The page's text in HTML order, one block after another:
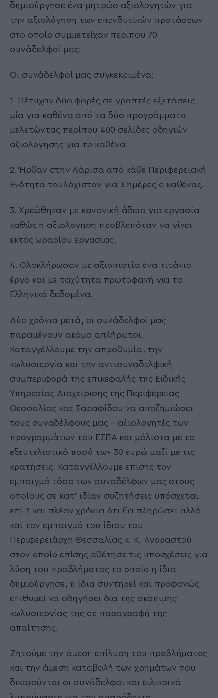
δημιούργησε ένα μητρώο αξιολογητών για
την αξιολόγηση των επενδυτικών προτάσεων
στο οποίο συμμετείχαν περίπου 70
συνάδελφοί μας.
Οι συνάδελφοί μας συγκεκριμένα:
1. Πέτυχαν δύο φορές σε γραπτές εξετάσεις,
μία για καθένα από τα δύο προγράμματα
μελετώντας περίπου 400 σελίδες οδηγιών
αξιολόγησης για το καθένα.
2. Ήρθαν στην Λάρισα από κάθε Περιφερειακή
Ενότητα τουλάχιστον για 3 ημέρες ο καθένας.
3. Χρεώθηκαν με κανονική άδεια για εργασία
καθώς η αξιολόγηση προβλεπόταν να γίνει
εκτός ωραρίου εργασίας,
4. Ολοκλήρωσαν με αξιοπιστία ένα τιτάνιο
έργο και με ταχύτητα πρωτοφανή για τα
Ελληνικά δεδομένα.
Δύο χρόνια μετά, οι συνάδελφοί μας
παραμένουν ακόμα απλήρωτοι.
Καταγγέλλουμε την απροθυμία, την
κωλυσιεργία και την αντισυναδελφική
συμπεριφορά της επικεφαλής της Ειδικής
Υπηρεσίας Διαχείρισης της Περιφέρειας
Θεσσαλίας κας Σαραφίδου να αποζημιώσει
τους συναδέλφους μας – αξιολογητές των
προγραμμάτων του ΕΣΠΑ και μάλιστα με το
εξευτελιστικό ποσό των 30 ευρώ μαζί με τις
κρατήσεις. Καταγγέλλουμε επίσης τον
εμπαιγμό τόσο των συναδέλφων μας στους
οποίους σε κατ’ ιδίαν συζητήσεις υπόσχεται
επί 2 και πλέον χρόνια ότι θα πληρώσει αλλά
και τον εμπαιγμό του ίδιου του
Περιφερειάρχη Θεσσαλίας κ. Κ. Αγοραστού
στον οποίο επίσης αθέτησε τις υποσχέσεις για
λύση του προβλήματος το οποίο η ίδια
δημιούργησε, η ίδια συντηρεί και προφανώς
επιθυμεί να οδηγήσει δια της σκόπιμης
κωλυσιεργίας της σε παραγραφή της
απαίτησης.
Ζητούμε την άμεση επίλυση του προβλήματος
και την άμεση καταβολή των χρημάτων που
δικαιούνται οι συνάδελφοι και ειλικρινά